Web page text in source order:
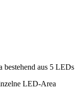
aus 5 LEDs
LED-Area